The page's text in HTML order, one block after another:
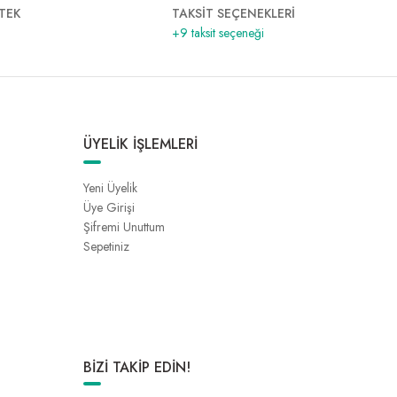
TAKSİT SEÇENEKLERİ
+9 taksit seçeneği
ÜYELİK İŞLEMLERİ
Yeni Üyelik
Üye Girişi
Şifremi Unuttum
Sepetiniz
BİZİ TAKİP EDİN!